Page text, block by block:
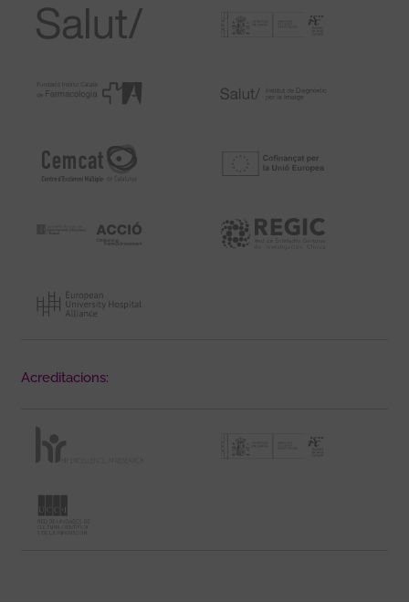
Acreditacions: